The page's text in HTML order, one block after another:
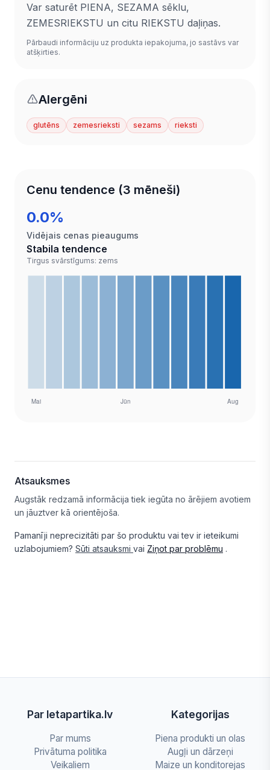
Var saturēt PIENA, SEZAMA sēklu,
ZEMESRIEKSTU un citu RIEKSTU daļiņas.
Pārbaudi informāciju uz produkta iepakojuma, jo sastāvs var
atšķirties.
Alergēni
glutēns zemesrieksti sezams rieksti
Cenu tendence (3 mēneši)
0.0%
Vidējais cenas pieaugums
Stabila tendence
Tirgus svārstīgums: zems
Atsauksmes
Augstāk redzamā informācija tiek iegūta no ārējiem avotiem
un jāuztver kā orientējoša.
Pamanīji neprecizitāti par šo produktu vai tev ir ieteikumi
uzlabojumiem? Sūti atsauksmi vai Ziņot par problēmu .
Par letapartika.lv
Par mums
Privātuma politika
Veikaliem
Kategorijas
Piena produkti un olas
Augļi un dārzeņi
Maize un konditorejas